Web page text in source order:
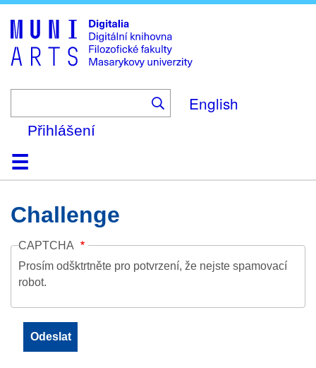
to
main
content
English
Přihlášení
DomůKolekce
Prohlížení
Vyhledávání
O platformě
Nápověda
KontaktDigitalia
Challenge
CAPTCHA
Prosím odšktrtněte pro potvrzení, že nejste spamovací
robot.